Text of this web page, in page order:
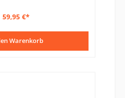
59,95 €*
Warenkorb